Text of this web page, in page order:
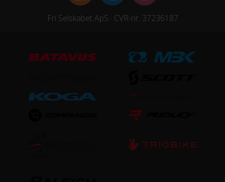
Stelmateriale
Steltype
UDSTYR
Fri Selskabet ApS · CVR-nr. 37236187